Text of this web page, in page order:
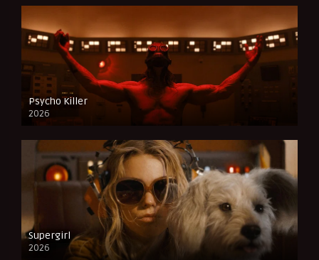
Psycho Killer
2026
FULL HD
Supergirl
2026
FULL HD